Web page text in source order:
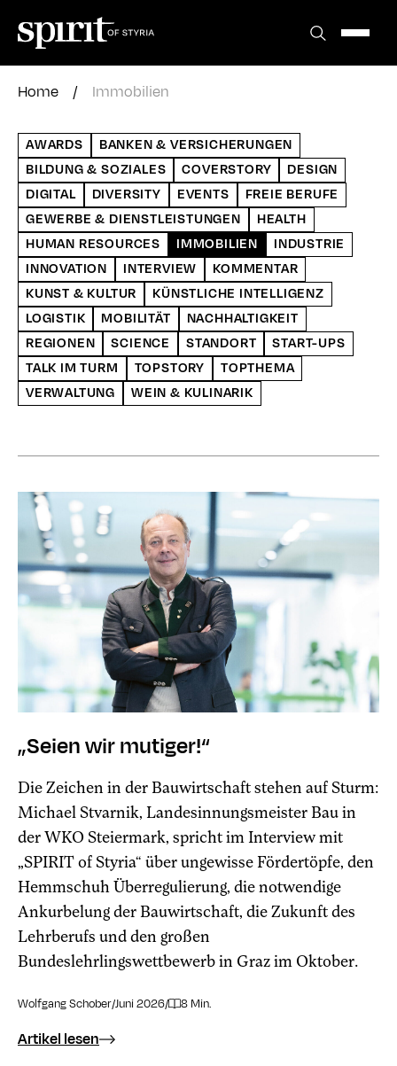
Inhalt
springen
Home
/ Immobilien
AWARDS
BANKEN & VERSICHERUNGEN
BILDUNG & SOZIALES
COVERSTORY
DESIGN
DIGITAL
DIVERSITY EVENTS
FREIE BERUFE
GEWERBE & DIENSTLEISTUNGEN
HEALTH
HUMAN RESOURCES
IMMOBILIEN
INDUSTRIE
INNOVATION
INTERVIEW
KOMMENTAR
KUNST & KULTUR
KÜNSTLICHE INTELLIGENZ
LOGISTIK
MOBILITÄT
NACHHALTIGKEIT
REGIONEN
SCIENCE STANDORT
START-UPS
TALK IM TURM
TOPSTORY
TOPTHEMA
VERWALTUNG
WEIN & KULINARIK
„Seien wir mutiger!“
Die Zeichen in der Bauwirtschaft stehen auf Sturm:
Michael Stvarnik, Landesinnungsmeister Bau in
der WKO Steiermark, spricht im Interview mit
„SPIRIT of Styria“ über ungewisse Fördertöpfe, den
Hemmschuh Über­regulierung, die notwendige
Ankurbelung der Bauwirtschaft, die Zukunft des
Lehrberufs und den großen
Bundeslehrlingswettbewerb in Graz im Oktober.
Wolfgang Schober/Juni 2026/ 8 Min.
Artikel lesen